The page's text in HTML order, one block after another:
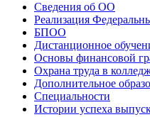
Сведения об ОО
Реализация
БПОО
Дистанционное
Основы финансовой
Охрана труда в
Дополнительное
Специальности
Истории успеха